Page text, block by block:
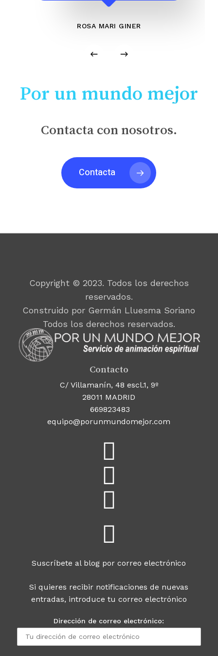
ROSA MARI GINER
Por un mundo mejor
Contacta con nosotros.
Contacta
Copyright © 2023. Todos los derechos
reservados.
Construido por Germán Lluesma Soriano
Todos los derechos reservados.
Contacto
C/ Villamanín, 48 escl.1, 9º
28011 MADRID
669823483
equipo@porunmundomejor.com
Suscríbete al blog por correo electrónico
Si quieres recibir notificaciones de nuevas
entradas, introduce tu correo electrónico
Dirección de correo electrónico: